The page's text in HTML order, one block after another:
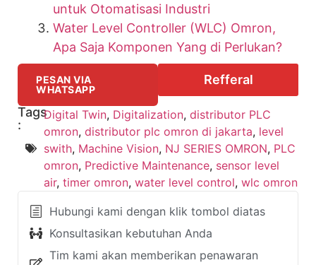
untuk Otomatisasi Industri
Water Level Controller (WLC) Omron,
Apa Saja Komponen Yang di Perlukan?
PESAN VIA
WHATSAPP
Refferal
Tags
:
Digital Twin, Digitalization,distributor PLC
omron,distributor plc omron di jakarta, level
swith, Machine Vision, NJ SERIES OMRON, PLC
omron, Predictive Maintenance, sensor level
air,timer omron,water level control,wlc omron
Hubungi kami dengan klik tombol diatas
Konsultasikan kebutuhan Anda
Tim kami akan memberikan penawaran